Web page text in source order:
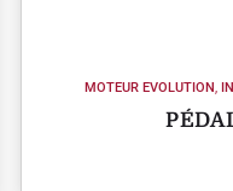
MOTEUR EVOLUTION,